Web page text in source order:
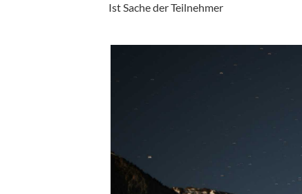
Ist Sache der Teilnehmer